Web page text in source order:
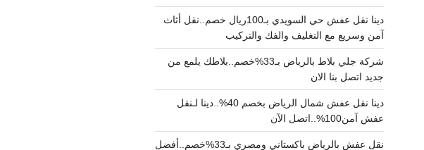
دينا نقل عفش حي السويدي بـ100ريال خصم..نقل أثاث
آمن وسريع مع التغليف والفك والتركيب
شركة جلي بلاط بالرياض بـ33%خصم..بلاطك يلمع من
جديد اتصل بنا الان
دينا نقل عفش شمال الرياض بخصم 40%..دينا لـنقل
عفش آمن100%..اتصل الآن
نقل عفش بالرياض باكستاني ومصري بـ33%خصم..أفضل